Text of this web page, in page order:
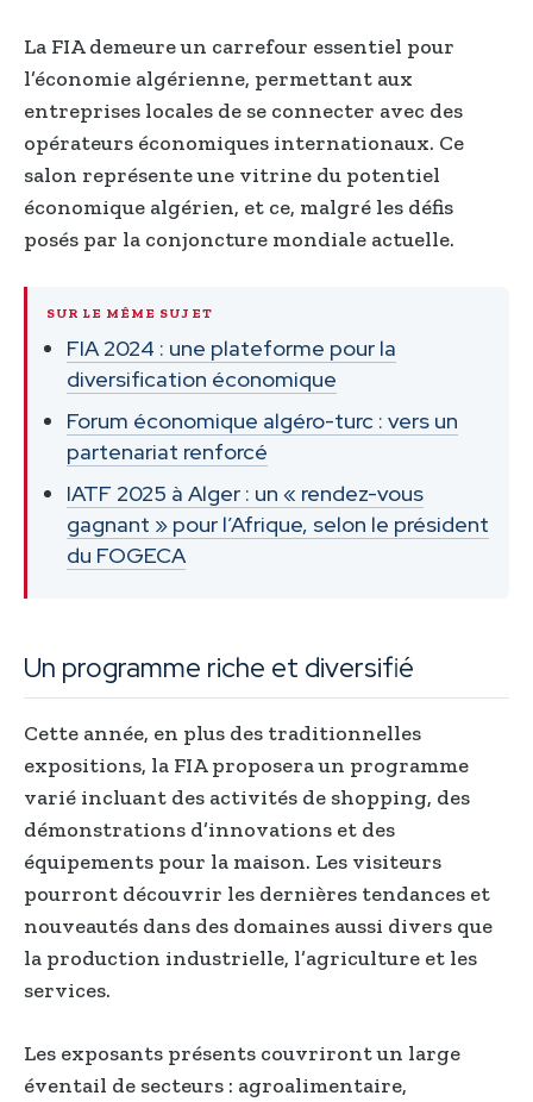
La FIA demeure un carrefour essentiel pour
l’économie algérienne, permettant aux
entreprises locales de se connecter avec des
opérateurs économiques internationaux. Ce
salon représente une vitrine du potentiel
économique algérien, et ce, malgré les défis
posés par la conjoncture mondiale actuelle.
SUR LE MÊME SUJET
FIA 2024 : une plateforme pour la
diversification économique
Forum économique algéro-turc : vers un
partenariat renforcé
IATF 2025 à Alger : un « rendez-vous
gagnant » pour l’Afrique, selon le président
du FOGECA
Un programme riche et diversifié
Cette année, en plus des traditionnelles
expositions, la FIA proposera un programme
varié incluant des activités de shopping, des
démonstrations d’innovations et des
équipements pour la maison. Les visiteurs
pourront découvrir les dernières tendances et
nouveautés dans des domaines aussi divers que
la production industrielle, l’agriculture et les
services.
Les exposants présents couvriront un large
éventail de secteurs : agroalimentaire,